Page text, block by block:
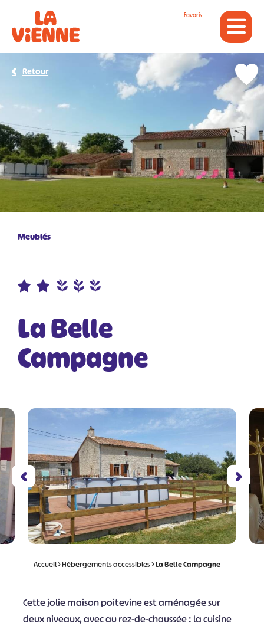
Favoris
Meublés
La Belle
Campagne
Retour
Accueil>Hébergements accessibles>La Belle Campagne
Cette jolie maison poitevine est aménagée sur
deux niveaux, avec au rez-de-chaussée : la cuisine